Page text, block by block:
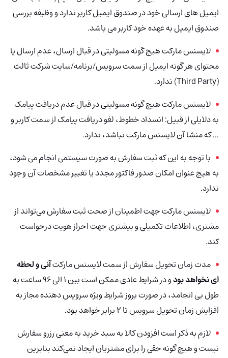
ایمیل های ارسالی خود در صندوق ایمیل کاربر ندارد و وظیفه بررسی
صندوق ایمیل به عهده خود کاربر می باشد.
لایسنس مارکت هیچ گونه مسولیتی در قبال ارسال، عدم ارسال یا
محتوای هر گونه ایمیل از سمت سرویس/برنامه/سایت شرکت ثالث
(Third Party) ندارد.
لایسنس مارکت هیچ گونه مسولیتی در قبال عدم دریافت پیامک
به دلایلی از قبیل: انسداد خطوط، لغو دریافت پیامک از سمت کاربر و
... که منشا آن لایسنس مارکت نباشد، ندارد.
با توجه به این که ثبت سفارش به صورت سیستمی انجام می شود،
به هیچ عنوان امکان صدور فاکتور مجدد یا تغییر مشخصات آن وجود
ندارد.
لایسنس مارکت جهت اطمینان از صحت ثبت سفارش می‌تواند از
مشتری، اطلاعات تکمیلی و بیشتری جهت احراز هویت درخواست
کند.
مدت زمان تحویل سفارش از سمت لایسنس مارکتآنی و لحظه
ای نخواهد بود
و در شرایط عادی ممکن است بین 1 الی 96 ساعت به
طول بی انجامد، در صورت بروز شرایط ویژه سرویس دهنده مجاز به
افزایش زمان تحویل سرویس تا 2 برابر خواهد بود.
لازم به ذکر است افزودن کالا به سبد خرید به معنی رزرو سفارش
نیست و هیچ گونه حقی را برای مشتریان ایجاد نمی‌کند بنابرین